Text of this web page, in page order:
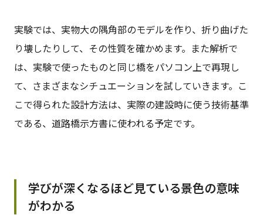
実験では、実物大の隅角部のモデルを作り、折り曲げた
り壊したりして、その性質を確かめます。また解析で
は、実験で使ったものと同じ橋をパソコン上で再現し
て、さまざまなシチュエーションを試していきます。こ
こで得られた設計方法は、実際の建設時に使う技術基準
である、道路橋示方書に使われる予定です。
学びが深くなるほど見ている景色の意味
がわかる